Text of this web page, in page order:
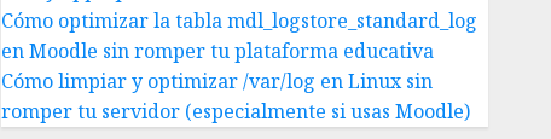
Cómo optimizar la tabla mdl_logstore_standard_log
en Moodle sin romper tu plataforma educativa
Cómo limpiar y optimizar /var/log en Linux sin
romper tu servidor (especialmente si usas Moodle)